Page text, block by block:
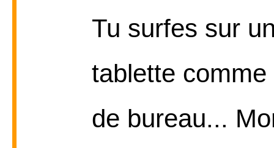
Tu surfes sur
tablette
de bureau...